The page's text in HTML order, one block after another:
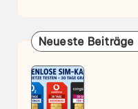
Neueste Beiträge